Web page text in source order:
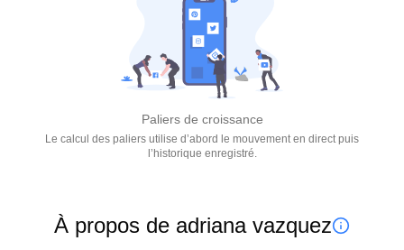
Paliers de croissance
Le calcul des paliers utilise d’abord le mouvement en direct puis
l’historique enregistré.
À propos de adriana vazquez